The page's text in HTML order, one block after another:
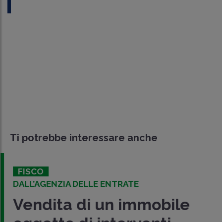
Ti potrebbe interessare anche
FISCO
DALL’AGENZIA DELLE ENTRATE
Vendita di un immobile